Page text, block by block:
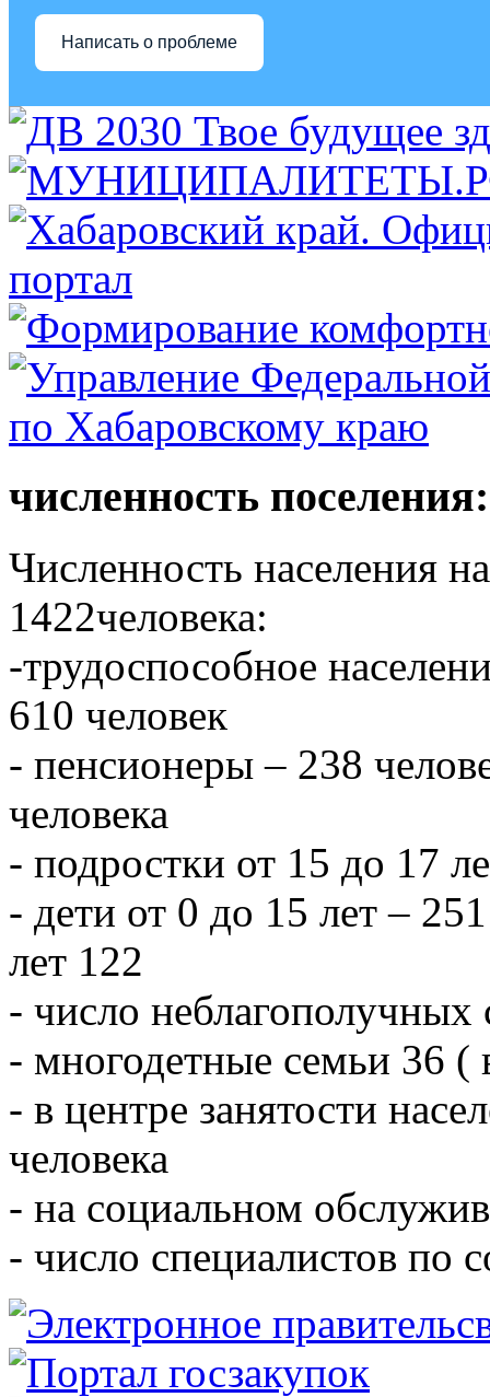
Написать о проблеме
численность поселения:
Численность населения
1422человека:
-трудоспособное
610 человек
- пенсионеры – 238
человека
- подростки от 15 до 17
- дети от 0 до 15 лет –
лет 122
- число
- многодетные семьи 36 (
- в центре занятости
человека
- на социальном
- число специалистов по